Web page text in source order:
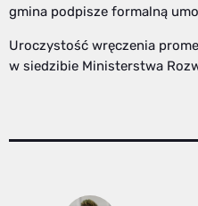
gmina podpisze formalną
Uroczystość wręczenia
w siedzibie Ministerstwa